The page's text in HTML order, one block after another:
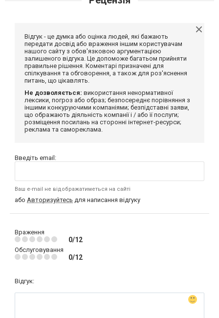
Відгук - це думка або оцінка людей, які бажають
передати досвід або враження іншим користувачам
нашого сайту з обов'язковою аргументацією
залишеного відгука. Це допоможе багатьом прийняти
правильне рішення. Коментарі призначені для
спілкування та обговорення, а також для роз'яснення
питань, що цікавлять.
Не дозволяється: використання ненормативної
лексики, погроз або образ; безпосереднє порівняння з
іншими конкуруючими компаніями; безпідставні заяви,
що ображають діяльність компанії і / або її послуги;
розміщення посилань на сторонні інтернет-ресурси;
реклама та самореклама.
Введіть email:
Ваш e-mail не відображатиметься на сайті
або Авторизуйтесь для написання відгуку
Враження
0/12
Обслуговування
0/12
Відгук: